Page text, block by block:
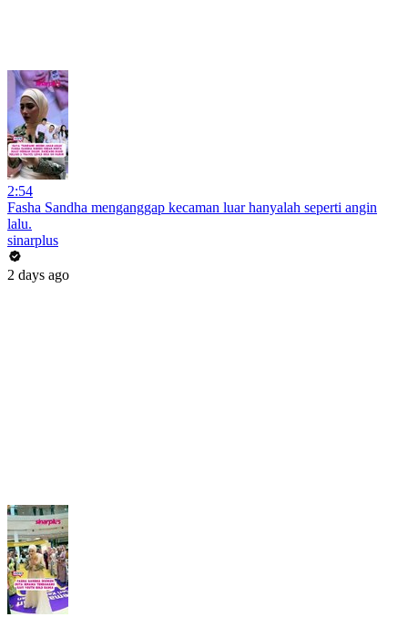
2:54
Fasha Sandha menganggap kecaman luar hanyalah seperti angin
lalu.
sinarplus
2 days ago